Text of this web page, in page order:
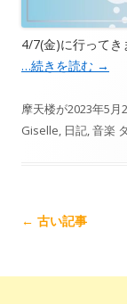
4/7(金)に行ってき
…続きを読む →
摩天楼が2023年5月
Giselle, 日記,音楽
記
← 古い記事